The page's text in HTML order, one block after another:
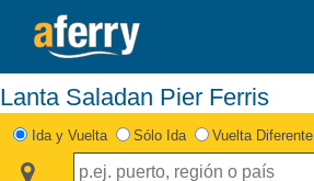
Lanta Saladan Pier Ferris
Ida y Vuelta Sólo Ida Vuelta Diferente